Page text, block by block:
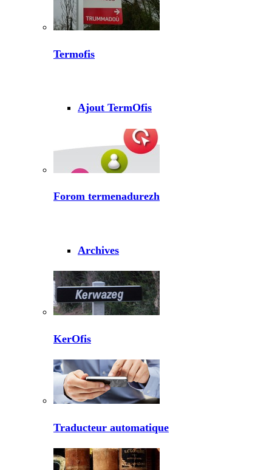
Termofis
Ajout TermOfis
Forom termenadurezh
Archives
KerOfis
Traducteur automatique